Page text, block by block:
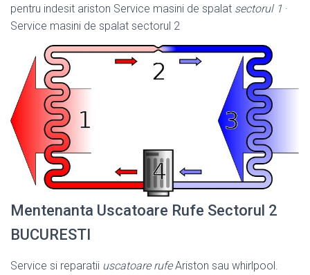
pentru indesit ariston Service masini de spalat sectorul 1 ·
Service masini de spalat sectorul 2
Mentenanta Uscatoare Rufe Sectorul 2
BUCURESTI
Service si reparatii uscatoare rufeAriston sau whirlpool.